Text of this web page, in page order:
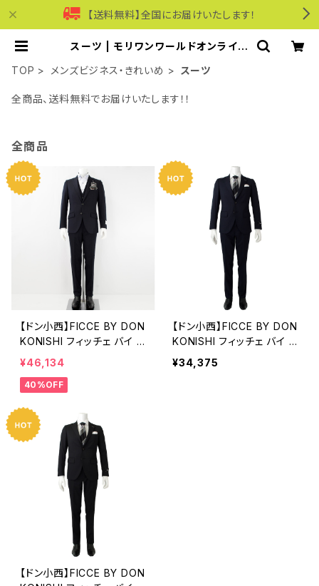
【送料無料】全国にお届けいたします！
スーツ | モリワンワールドオンライン
TOP
メンズビジネス・きれいめ スーツ
全商品、送料無料でお届けいたします！！
全商品
【ドン小西】FICCE BY DON
KONISHI フィッチェ バイ ド
ン小西｜3Pスーツ｜メンズ
スーツ 237304 オールシ
ーズン ティモール・ブルー,
¥46,134
40%OFF
【ドン小西】FICCE BY DON
KONISHI フィッチェ バイ ド
ン小西｜2Bスーツ｜AB8号
サイズ対応 メンズスーツ 2
¥34,375
【ドン小西】FICCE BY DON